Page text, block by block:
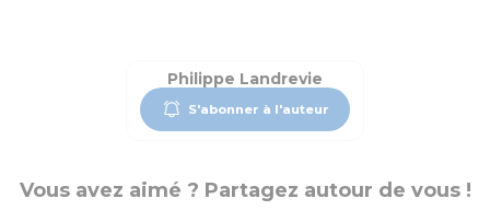
Philippe Landrevie
S'abonner à l'auteur
Vous avez aimé ? Partagez autour de vous !